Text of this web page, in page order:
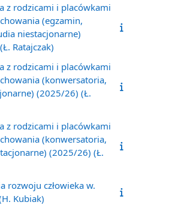
z rodzicami i placówkami
(egzamin,
niestacjonarne)
Ratajczak)
z rodzicami i placówkami
(konwersatoria,
(2025/26) (Ł.
z rodzicami i placówkami
(konwersatoria,
(2025/26) (Ł.
rozwoju człowieka w.
Kubiak)